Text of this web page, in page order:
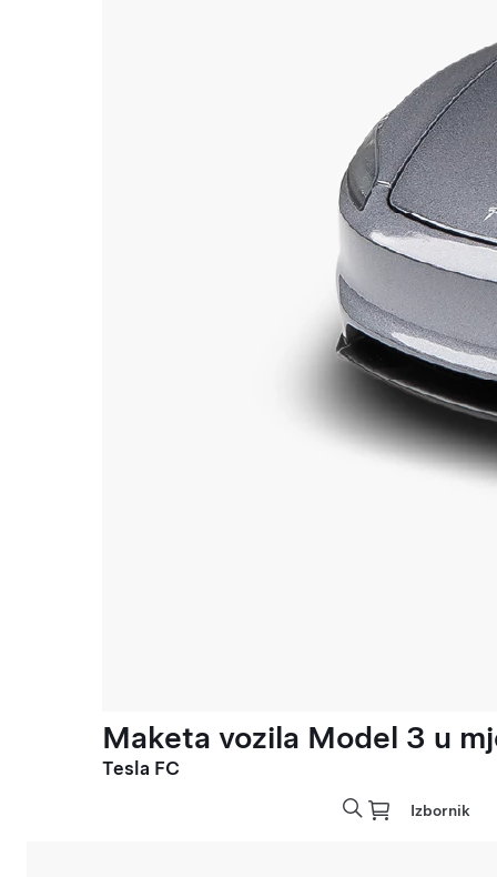
Maketa vozila Model 3 u
Tesla FC
Izbornik